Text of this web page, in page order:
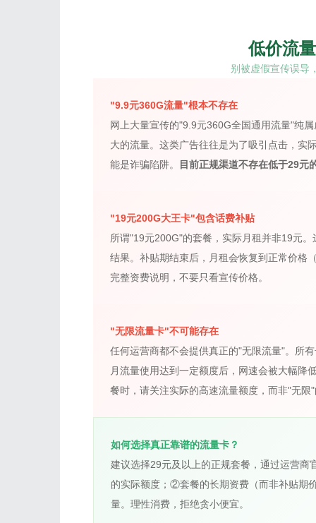
低价流
别被虚假宣传误导
"9.9元360G流量"根本不存在
网上大量宣传的"9.9元360G全国通用流量"纯
大的流量。这类广告往往是为了吸引点击，实
能是诈骗陷阱。
目前正规渠道不存在低于29元
"19元200G大王卡"包含话费补贴
所谓"19元200G"的套餐，实际月租并非19元
结果。补贴期结束后，月租会恢复到正常价格
完整资费说明，不要只看宣传价格。
"无限流量卡"不可能存在
任何运营商都不会提供真正的"无限流量"。所
月流量使用达到一定额度后，网速会被大幅降
餐时，请关注实际的高速流量额度，而非"无限
如何选择真正靠谱的流量卡？
建议选择29元及以上的正规套餐，通过运营
的实际额度；②套餐的长期资费（而非补贴
量。理性消费，拒绝贪小便宜。